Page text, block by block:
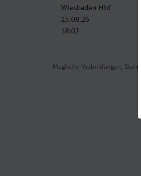
Mögliche Verbindungen,
Wiesbaden Hbf
15.08.26
18:02